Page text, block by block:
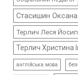
Стасишин Оксана
Терлич Леся
Терлич Христина
англійська мова